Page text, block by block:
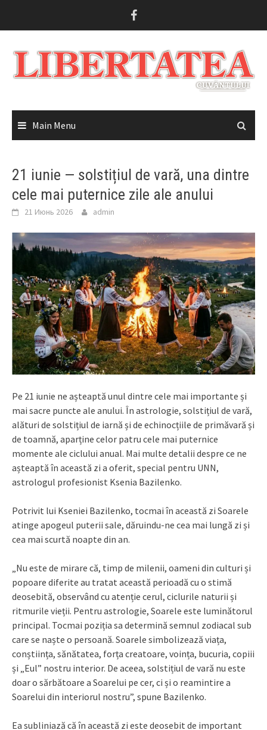
Main Menu
21 iunie — solstițiul de vară, una dintre
cele mai puternice zile ale anului
21 Июнь 2026 admin
Pe 21 iunie ne așteaptă unul dintre cele mai importante și
mai sacre puncte ale anului. În astrologie, solstițiul de vară,
alături de solstițiul de iarnă și de echinocțiile de primăvară și
de toamnă, aparține celor patru cele mai puternice
momente ale ciclului anual. Mai multe detalii despre ce ne
așteaptă în această zi a oferit, special pentru UNN,
astrologul profesionist Ksenia Bazilenko.
Potrivit lui Kseniei Bazilenko, tocmai în această zi Soarele
atinge apogeul puterii sale, dăruindu-ne cea mai lungă zi și
cea mai scurtă noapte din an.
„Nu este de mirare că, timp de milenii, oameni din culturi și
popoare diferite au tratat această perioadă cu o stimă
deosebită, observând cu atenție cerul, ciclurile naturii și
ritmurile vieții. Pentru astrologie, Soarele este luminătorul
principal. Tocmai poziția sa determină semnul zodiacal sub
care se naște o persoană. Soarele simbolizează viața,
conștiința, sănătatea, forța creatoare, voința, bucuria, copiii
și „Eul” nostru interior. De aceea, solstițiul de vară nu este
doar o sărbătoare a Soarelui pe cer, ci și o reamintire a
Soarelui din interiorul nostru”, spune Bazilenko.
Ea subliniază că în această zi este deosebit de important